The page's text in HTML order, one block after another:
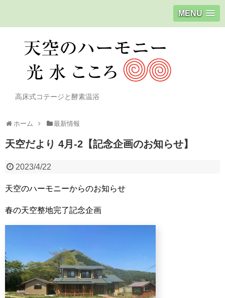
MENU
高床式コテージと酵素温浴
ホーム 最新情報
天空だより 4月-2【記念企画のお知らせ】
2023/4/22
天空のハーモニーからのお知らせ
春の天空整地完了記念企画